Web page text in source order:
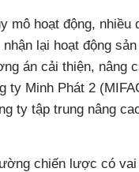
mô hoạt động,
lại hoạt động
án cải thiện, nâng
ty Minh Phát 2
ty tập trung nâng
chiến lược có